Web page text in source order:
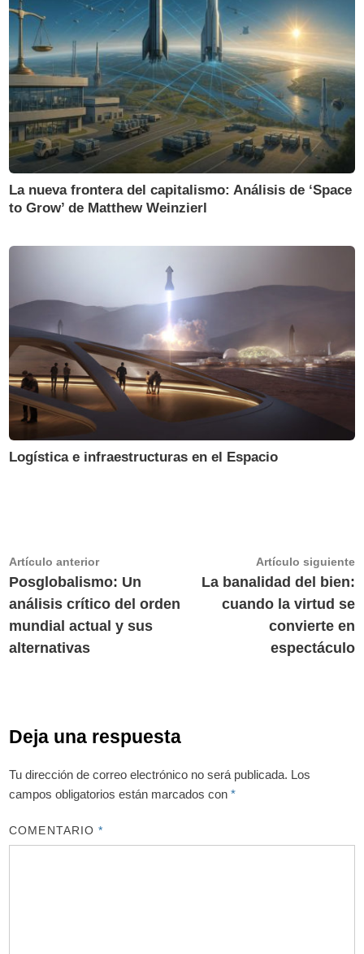
La nueva frontera del capitalismo: Análisis de ‘Space
to Grow’ de Matthew Weinzierl
Logística e infraestructuras en el Espacio
Navegación
de
entradas
Artículo anteriorArtículo
anterior:
Posglobalismo: Un
análisis crítico del orden
mundial actual y sus
alternativas
Artículo siguiente
La banalidad del bien:
cuando la virtud se
convierte en
espectáculo
Deja una respuesta
Tu dirección de correo electrónico no será publicada. Los
campos obligatorios están marcados con*
COMENTARIO*